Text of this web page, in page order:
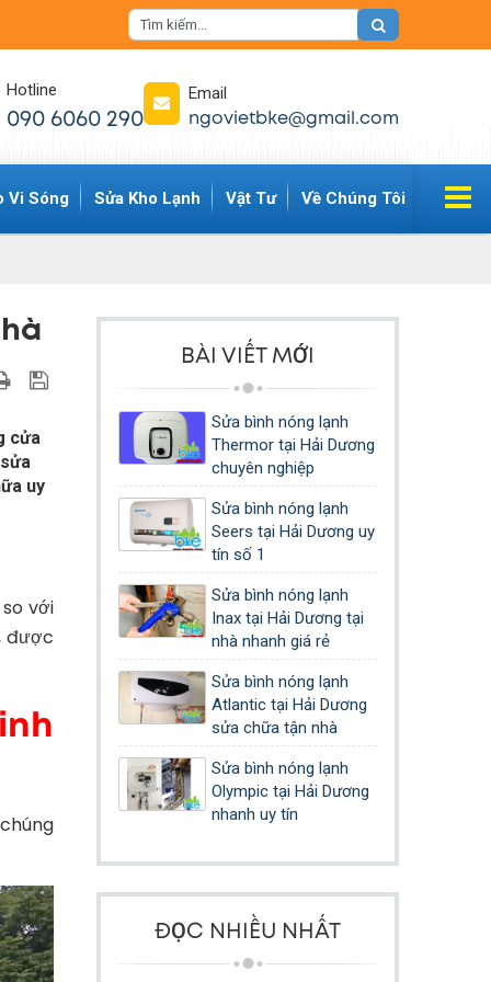
Hotline
090 6060 290
Email
ngovietbke@gmail.com
Vi Sóng Sửa Kho Lạnh Vật Tư Về Chúng Tôi
cửa
uy
với
được
BÀI VIẾT MỚI
Sửa bình nóng lạnh
Thermor tại Hải Dương
chuyên nghiệp
Sửa bình nóng lạnh
Seers tại Hải Dương uy
tín số 1
Sửa bình nóng lạnh
Inax tại Hải Dương tại
nhà nhanh giá rẻ
Sửa bình nóng lạnh
Atlantic tại Hải Dương
sửa chữa tận nhà
Sửa bình nóng lạnh
Olympic tại Hải Dương
nhanh uy tín
ĐỌC NHIỀU NHẤT